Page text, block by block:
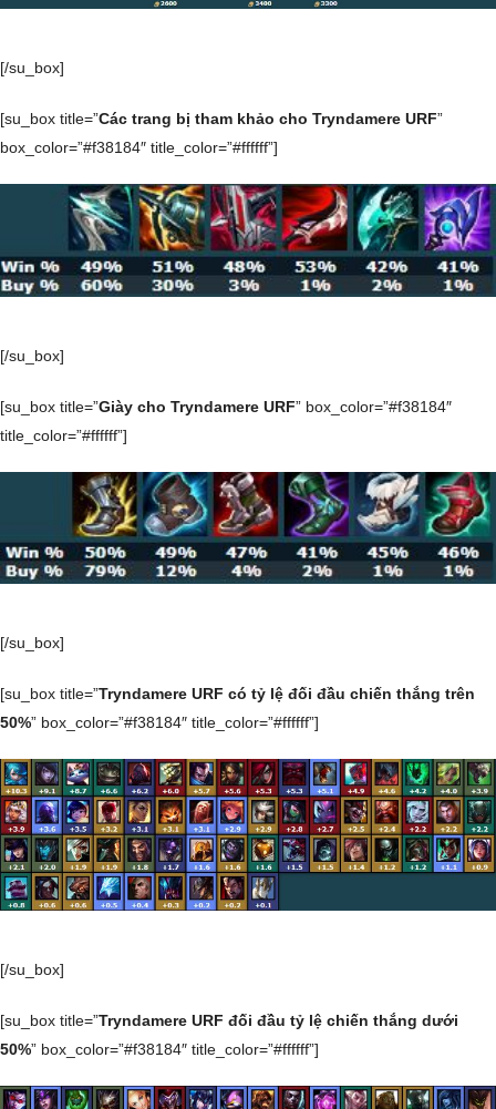
[/su_box]
[su_box title=”Các trang bị tham khảo cho Tryndamere URF”
box_color=”#f38184″ title_color=”#ffffff”]
[/su_box]
[su_box title=”Giày cho Tryndamere URF” box_color=”#f38184″
title_color=”#ffffff”]
[/su_box]
[su_box title=”Tryndamere URF có tỷ lệ đối đầu chiến thắng trên
50%” box_color=”#f38184″ title_color=”#ffffff”]
[/su_box]
[su_box title=”Tryndamere URF đối đầu tỷ lệ chiến thắng dưới
50%” box_color=”#f38184″ title_color=”#ffffff”]